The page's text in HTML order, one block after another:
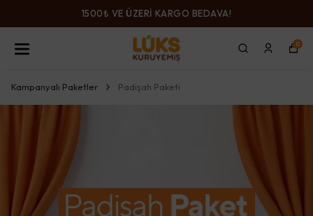
1500₺ VE ÜZERİ KARGO BEDAVA!
0
Kampanyalı Paketler Padişah Paketi